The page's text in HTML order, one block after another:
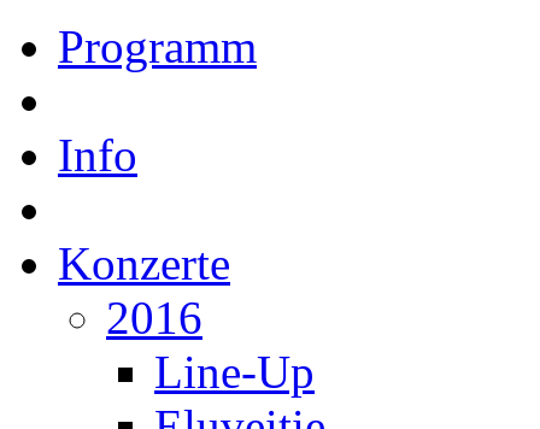
Programm
Info
Konzerte
2016
Line-Up